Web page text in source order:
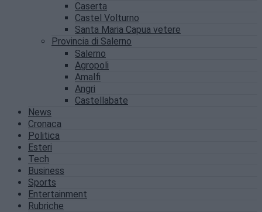
Caserta
Castel Volturno
Santa Maria Capua vetere
Provincia di Salerno
Salerno
Agropoli
Amalfi
Angri
Castellabate
News
Cronaca
Politica
Esteri
Tech
Business
Sports
Entertainment
Rubriche